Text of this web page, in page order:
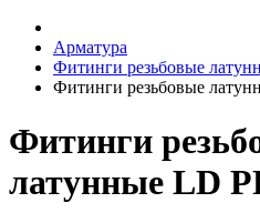
Арматура
Фитинги резьбовые
Фитинги резьбовые
Фитинги
латунные LD